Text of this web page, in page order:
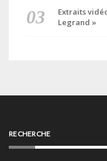
Extraits
Legrand »
RECHERCHE